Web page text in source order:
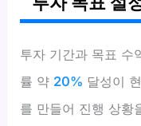
투자 기간과 목표 수
률 약 20% 달성이
를 만들어 진행 상황